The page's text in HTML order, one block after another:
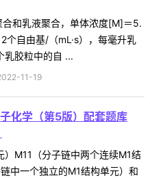
和乳液聚合，单体浓度[M]＝5.
自由基/（mL·s），每毫升乳
乳胶粒中的自 ...
11-19
化学（第5版）配套题库
M11（分子链中两个连续M1结
中一个独立的M1结构单元）和